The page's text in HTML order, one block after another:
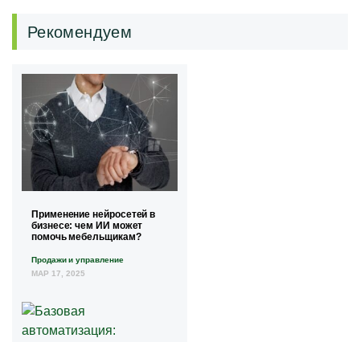
Рекомендуем
Применение нейросетей в
бизнесе: чем ИИ может
помочь мебельщикам?
Продажи и управление
МАР 17, 2025